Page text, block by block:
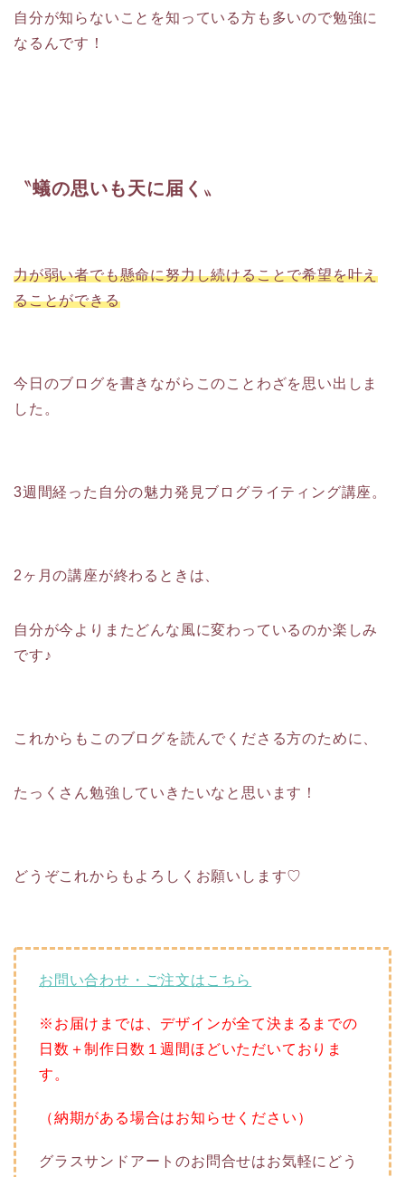
自分が知らないことを知っている方も多いので勉強に
なるんです！
〝蟻の思いも天に届く 〟
力が弱い者でも懸命に努力し続けることで希望を叶え
ることができる
今日のブログを書きながらこのことわざを思い出しま
した。
3週間経った自分の魅力発見ブログライティング講座。
2ヶ月の講座が終わるときは、
自分が今よりまたどんな風に変わっているのか楽しみ
です♪
これからもこのブログを読んでくださる方のために、
たっくさん勉強していきたいなと思います！
どうぞこれからもよろしくお願いします♡
お問い合わせ・ご注文はこちら
※お届けまでは、デザインが全て決まるまでの
日数＋制作日数１週間ほどいただいておりま
す。
（納期がある場合はお知らせください）
グラスサンドアートのお問合せはお気軽にどう